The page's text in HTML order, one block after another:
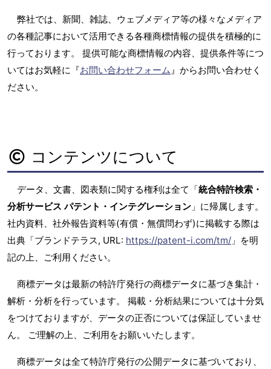
弊社では、新聞、雑誌、ウェブメディア等の様々なメディア
の各種記事において活用できる各種商標情報の提供を積極的に
行っております。 提供可能な商標情報の内容、提供条件等につ
いてはお気軽に『お問い合わせフォーム 』からお問い合わせく
ださい。
コンテンツについて
データ、文書、図表類に関する権利は全て「統合特許検索・
分析サービス パテント・インテグレーション 」に帰属します。
社内資料、社外報告資料等(有償・無償問わず)に掲載する際は
出典「ブランドテラス, URL: https://patent-i.com/tm/ 」を明
記の上、ご利用ください。
商標データは最新の特許庁発行の商標データに基づき集計・
解析・分析を行っています。 掲載・分析結果については十分気
をつけておりますが、データの正否については保証していませ
ん。 ご理解の上、ご利用をお願いいたします。
商標データは全て特許庁発行の公開データに基づいており、